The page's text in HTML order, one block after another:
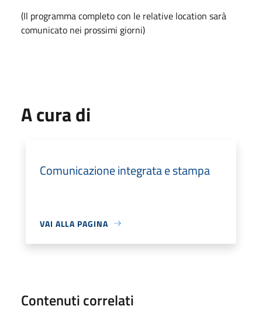
(Il programma completo con le relative location sarà
comunicato nei prossimi giorni)
A cura di
Comunicazione integrata e stampa
VAI ALLA PAGINA
Contenuti correlati